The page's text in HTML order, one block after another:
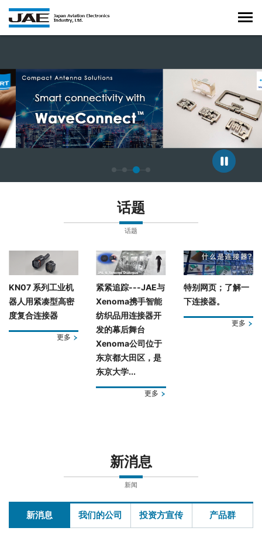
话题
话题
KN07 系列工业机
器人用紧凑型高密
度复合连接器
更多
紧紧追踪---JAE与
Xenoma携手智能
纺织品用连接器开
发的幕后舞台
Xenoma公司位于
东京都大田区，是
东京大学...
更多
特别网页；了解一
下连接器。
更多
新消息
新闻
新消息 我们的公司 投资方宣传 产品群